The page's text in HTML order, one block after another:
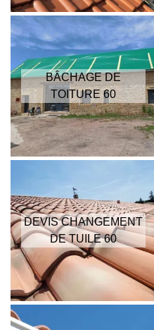
BÂCHAGE DE
TOITURE 60
DEVIS CHANGEMENT
DE TUILE 60